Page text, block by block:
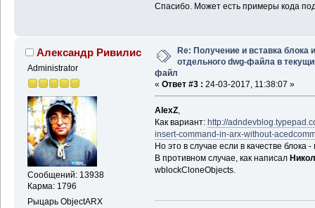
Спасибо. Может есть примеры кода
Александр Ривилис
Administrator
Сообщений: 13938
Карма: 1796
Рыцарь ObjectARX
Re: Получение и вставка блока
отдельного dwg-файла в
файл
« Ответ #3 : 24-03-2017, 11:38:07 »
AlexZ,
Как вариант: http://
insert-command-in-arx-without-
Но это в случае если в качестве
В противном случае, как написал
wblockCloneObjects.